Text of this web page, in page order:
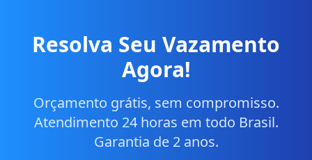
Resolva Seu Vazamento
Agora!
Orçamento grátis, sem compromisso.
Atendimento 24 horas em todo Brasil.
Garantia de 2 anos.